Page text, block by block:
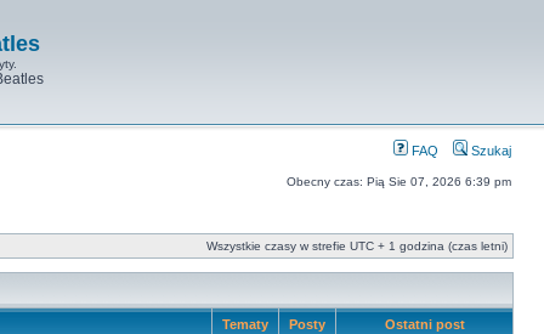
FAQ Szukaj
Obecny czas: Pią Sie 07, 2026 6:39 pm
Wszystkie czasy w strefie UTC + 1 godzina (czas letni)
Tematy Posty Ostatni post